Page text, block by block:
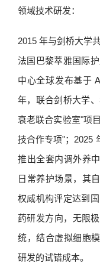
领域技术研发：
2015 年与剑桥大学
法国巴黎萃雅国际
中心全球发布基于
年，联合剑桥大学
衰老联合实验室"项
技合作专项"；2025
推出全套内调外养
日常养护场景，其
权威机构评定达到
药研发方向，无限
统，结合虚拟细胞
研发的试错成本。